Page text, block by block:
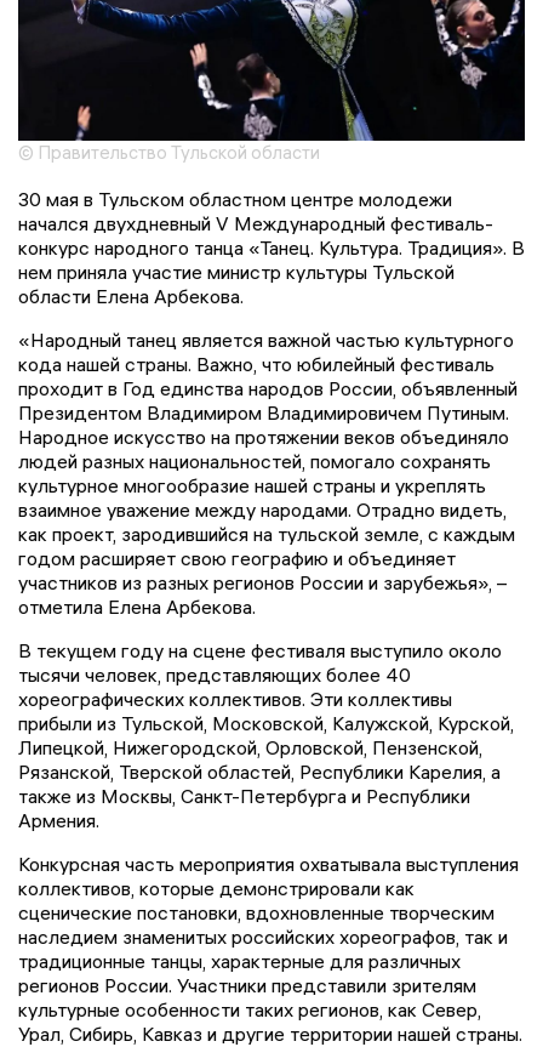
© Правительство Тульской области
30 мая в Тульском областном центре молодежи
начался двухдневный V Международный фестиваль-
конкурс народного танца «Танец. Культура. Традиция». В
нем приняла участие министр культуры Тульской
области Елена Арбекова.
«Народный танец является важной частью культурного
кода нашей страны. Важно, что юбилейный фестиваль
проходит в Год единства народов России, объявленный
Президентом Владимиром Владимировичем Путиным.
Народное искусство на протяжении веков объединяло
людей разных национальностей, помогало сохранять
культурное многообразие нашей страны и укреплять
взаимное уважение между народами. Отрадно видеть,
как проект, зародившийся на тульской земле, с каждым
годом расширяет свою географию и объединяет
участников из разных регионов России и зарубежья», –
отметила Елена Арбекова.
В текущем году на сцене фестиваля выступило около
тысячи человек, представляющих более 40
хореографических коллективов. Эти коллективы
прибыли из Тульской, Московской, Калужской, Курской,
Липецкой, Нижегородской, Орловской, Пензенской,
Рязанской, Тверской областей, Республики Карелия, а
также из Москвы, Санкт-Петербурга и Республики
Армения.
Конкурсная часть мероприятия охватывала выступления
коллективов, которые демонстрировали как
сценические постановки, вдохновленные творческим
наследием знаменитых российских хореографов, так и
традиционные танцы, характерные для различных
регионов России. Участники представили зрителям
культурные особенности таких регионов, как Север,
Урал, Сибирь, Кавказ и другие территории нашей страны.